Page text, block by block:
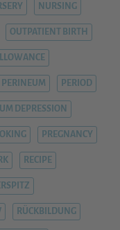
NURSING
OUTPATIENT BIRTH
PERINEUM PERIOD
DEPRESSION
PREGNANCY
RECIPE
RÜCKBILDUNG